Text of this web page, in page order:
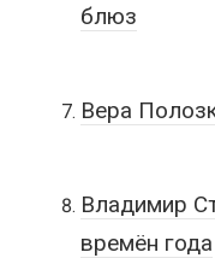
блюз
Вера
Владимир
времён года